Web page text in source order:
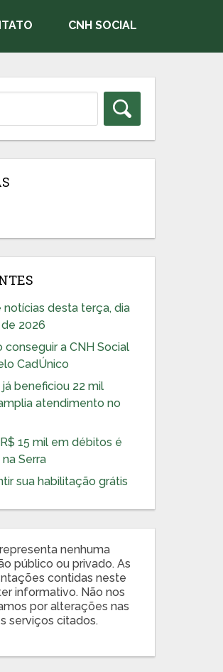
CNH SOCIAL
notícias desta terça, dia
2026
conseguir a CNH Social
CadÚnico
beneficiou 22 mil
atendimento no
15 mil em débitos é
Serra
sua habilitação grátis
nenhuma
público ou privado. As
contidas neste
informativo. Não nos
por alterações nas
serviços citados.